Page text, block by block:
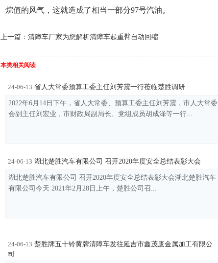
烷值的风气，这就造成了相当一部分97号汽油。
上一篇：清障车厂家为您解析清障车起重臂自动回缩
本类相关阅读
24-06-13 省人大常委预算工委主任刘芳震一行莅临楚胜调研
2022年6月14日下午，省人大常委、预算工委主任刘芳震，市人大常委
会副主任刘宏业，市财政局副局长、党组成员胡成泽等一行...
24-06-13 湖北楚胜汽车有限公司 召开2020年度安全总结表彰大会
湖北楚胜汽车有限公司 召开2020年度安全总结表彰大会湖北楚胜汽车
有限公司今天 2021年2月28日上午，楚胜公司召...
24-06-13 楚胜牌五十铃黄牌清障车发往延吉市鑫茂废金属加工有限公
司